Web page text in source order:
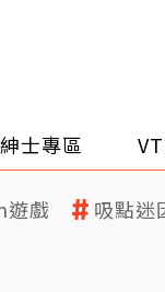
紳士專區
戲 吸點迷